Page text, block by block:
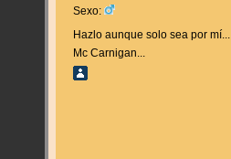
Sexo:
Hazlo aunque solo sea por mí...
Mc Carnigan...